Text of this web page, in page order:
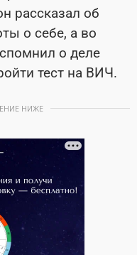
рассказал об
о себе, а во
о деле
тест на ВИЧ.
НИЖЕ